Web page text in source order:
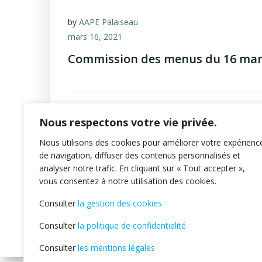
Nous respectons votre vie privée.
Nous utilisons des cookies pour améliorer votre
de navigation, diffuser des contenus personnalisés et
analyser notre trafic. En cliquant sur « Tout accepter »,
vous consentez à notre utilisation des cookies.
Consulter la gestion des cookies
Consulter la politique de confidentialité
Consulter les mentions légales
by AAPE Palaiseau
mars 16, 2021
Commission des menus du 16